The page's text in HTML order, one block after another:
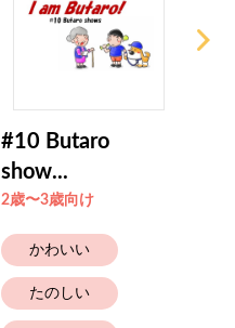
#10 Butaro
show...
2歳〜3歳向け
かわいい
たのしい